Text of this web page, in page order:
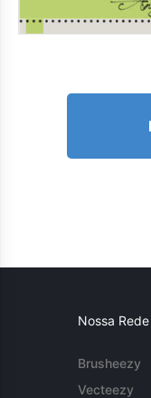
Nossa Rede
Brusheezy
Vecteezy